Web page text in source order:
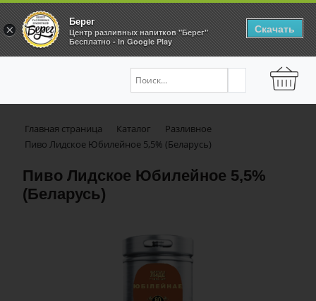
Главная страница Каталог
Разливное
Пиво Лидское Юбилейное 5,5% (Беларусь)
Пиво Лидское Юбилейное 5,5%
(Беларусь)
×
Берег
Центр разливных напитков "Берег"
Бесплатно - In Google Play
Скачать